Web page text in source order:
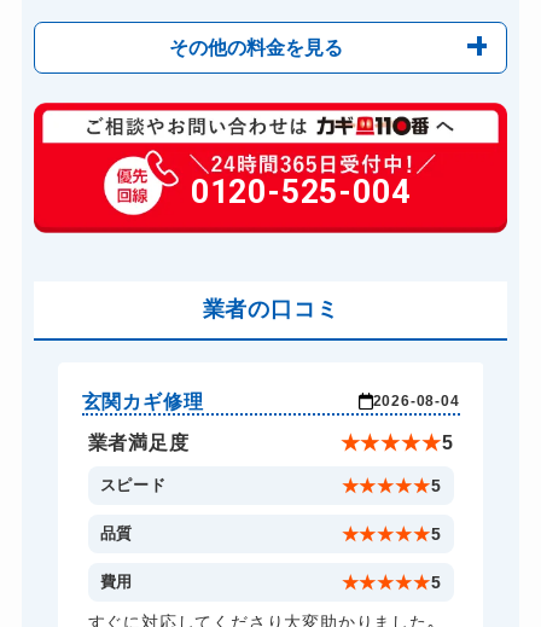
その他の料金を見る
玄関カギ修理 6,600円～(税込)
玄関カギ作成 14,300円～(税込)
玄関カギ交換 14,300円～(税込)
バイクカギ開け
スーツケースカギ開け 8,800円～(税込)
スーツケースカギ作成 8,800円～(税込)
金庫カギ開け 14,300円～(税込)
金庫カギ修理 11,000円～(税込)
8,800円～(税込)
0120-525-004
業者の口コミ
玄関カギ修理 2026-08-04
業者満足度 ★★★★★5
スピード ★★★★★5
品質 ★★★★★5
費用 ★★★★★5
すぐに対応してくださり大変助かりました｡